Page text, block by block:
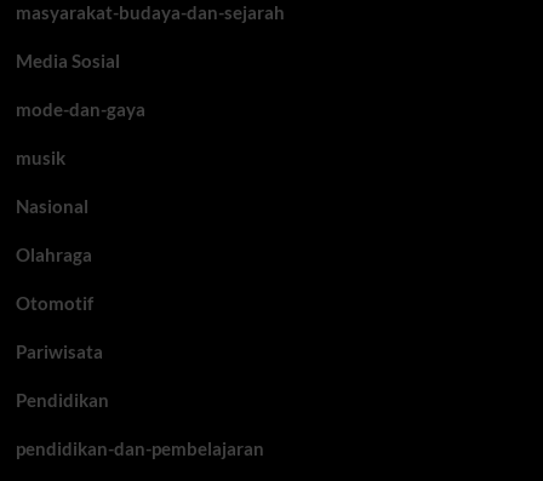
masyarakat-budaya-dan-sejarah
Media Sosial
mode-dan-gaya
musik
Nasional
Olahraga
Otomotif
Pariwisata
Pendidikan
pendidikan-dan-pembelajaran